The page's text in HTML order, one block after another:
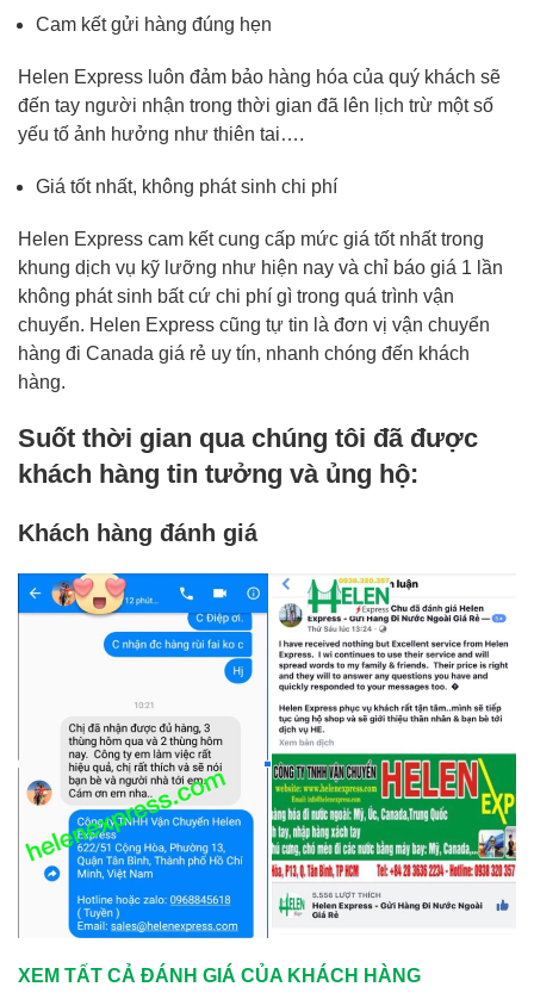
Cam kết gửi hàng đúng hẹn
Helen Express luôn đảm bảo hàng hóa của quý khách sẽ
đến tay người nhận trong thời gian đã lên lịch trừ một số
yếu tố ảnh hưởng như thiên tai….
Giá tốt nhất, không phát sinh chi phí
Helen Express cam kết cung cấp mức giá tốt nhất trong
khung dịch vụ kỹ lưỡng như hiện nay và chỉ báo giá 1 lần
không phát sinh bất cứ chi phí gì trong quá trình vận
chuyển. Helen Express cũng tự tin là đơn vị vận chuyển
hàng đi Canada giá rẻ uy tín, nhanh chóng đến khách
hàng.
Suốt thời gian qua chúng tôi đã được
khách hàng tin tưởng và ủng hộ:
Khách hàng đánh giá
XEM TẤT CẢ ĐÁNH GIÁ CỦA KHÁCH HÀNG